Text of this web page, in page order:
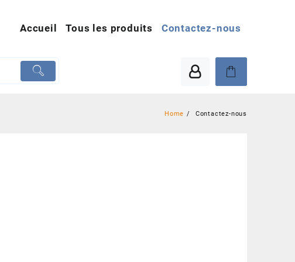
Accueil Tous les produits Contactez-nous
Home Contactez-nous